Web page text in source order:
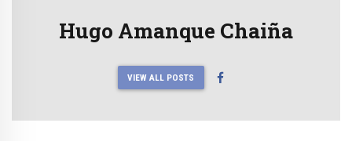
Hugo Amanque Chaiña
VIEW ALL POSTS